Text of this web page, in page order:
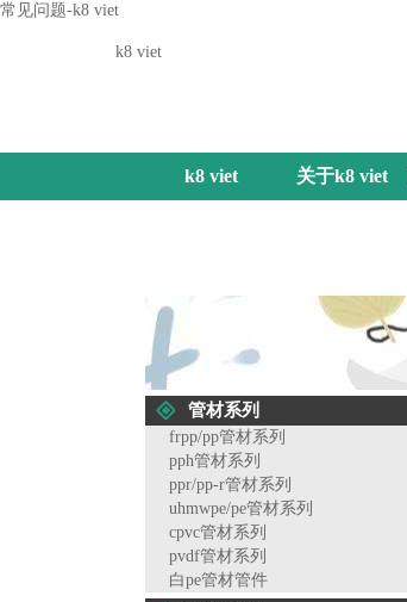
常见问题-k8 viet
k8 viet
k8 viet 关于k8 viet
管材系列
frpp/pp管材系列
pph管材系列
ppr/pp-r管材系列
uhmwpe/pe管材系列
cpvc管材系列
pvdf管材系列
白pe管材管件